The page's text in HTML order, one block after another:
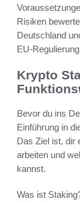
Risiken
Deutschland
EU-
Krypto
Bevor du ins
Einführung in
Das Ziel ist, dir
arbeiten und
kannst.
Was ist